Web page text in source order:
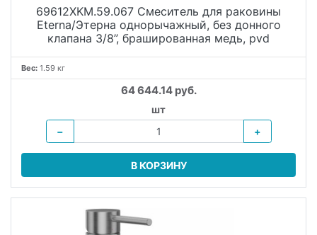
69612XKM.59.067 Смеситель для раковины
Eterna/Этерна однорычажный, без донного
клапана 3/8”, брашированная медь, pvd
Вес: 1.59 кг
64 644.14 руб.
шт
−
+
В КОРЗИНУ